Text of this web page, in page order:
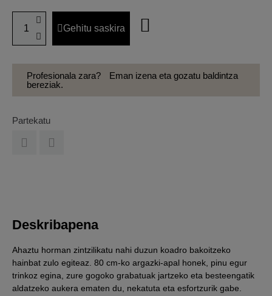
Gehitu saskira
Profesionala zara?
Eman izena eta gozatu baldintza
bereziak.
Partekatu
Deskribapena
Ahaztu horman zintzilikatu nahi duzun koadro bakoitzeko
hainbat zulo egiteaz. 80 cm-ko argazki-apal honek, pinu egur
trinkoz egina, zure gogoko grabatuak jartzeko eta besteengatik
aldatzeko aukera ematen du, nekatuta eta esfortzurik gabe.